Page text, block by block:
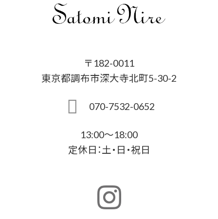
〒182-0011
東京都調布市深大寺北町5-30-2
070-7532-0652
13:00〜18:00
定休日：土・日・祝日